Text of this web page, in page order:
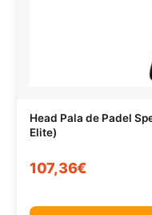
Head Pala de Padel
Elite)
107,36€